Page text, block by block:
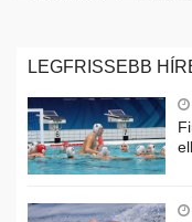
LEGFRISSEBB